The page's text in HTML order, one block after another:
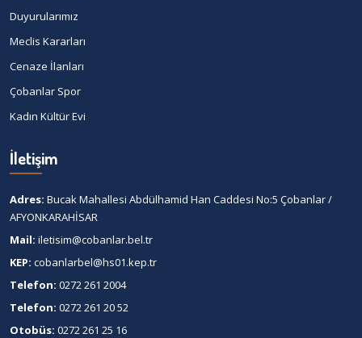
Duyurularımız
Meclis Kararları
Cenaze İlanları
Çobanlar Spor
Kadın Kültür Evi
İletişim
Adres: Bucak Mahallesi Abdülhamid Han Caddesi No:5 Çobanlar /
AFYONKARAHİSAR
Mail: iletisim@cobanlar.bel.tr
KEP: cobanlarbel@hs01.kep.tr
Telefon: 0272 261 2004
Telefon: 0272 261 20 52
Otobüs: 0272 261 25 16